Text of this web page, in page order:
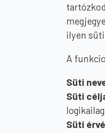
ilyen
A
Süti
Süti
Süti